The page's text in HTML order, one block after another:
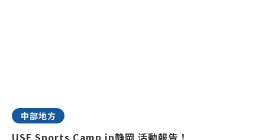
中部地方
USF Sports Camp in静岡 活動報告！